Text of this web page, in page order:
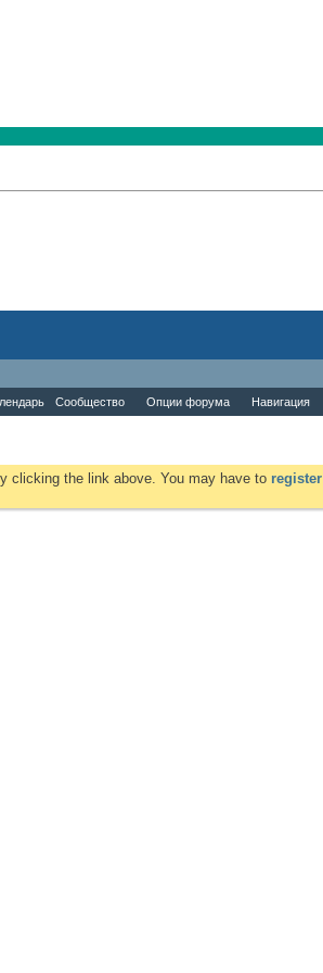
Сообщество Опции форума Навигация
clicking the link above. You may have to register